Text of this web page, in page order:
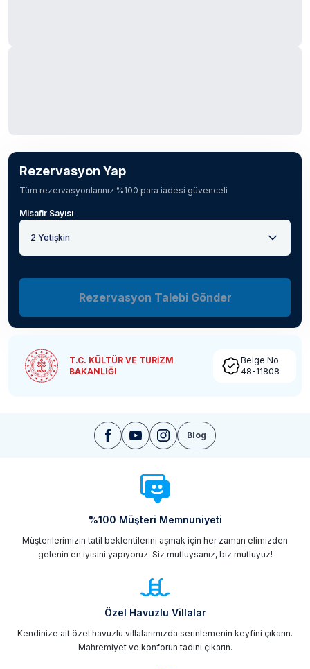
Rezervasyon Yap
Tüm rezervasyonlarınız %100 para iadesi güvenceli
Misafir Sayısı
2 Yetişkin
Rezervasyon Talebi Gönder
T.C. KÜLTÜR VE TURİZM
BAKANLIĞI
Belge No
48-11808
Blog
%100 Müşteri Memnuniyeti
Müşterilerimizin tatil beklentilerini aşmak için her zaman elimizden
gelenin en iyisini yapıyoruz. Siz mutluysanız, biz mutluyuz!
Özel Havuzlu Villalar
Kendinize ait özel havuzlu villalarımızda serinlemenin keyfini çıkarın.
Mahremiyet ve konforun tadını çıkarın.